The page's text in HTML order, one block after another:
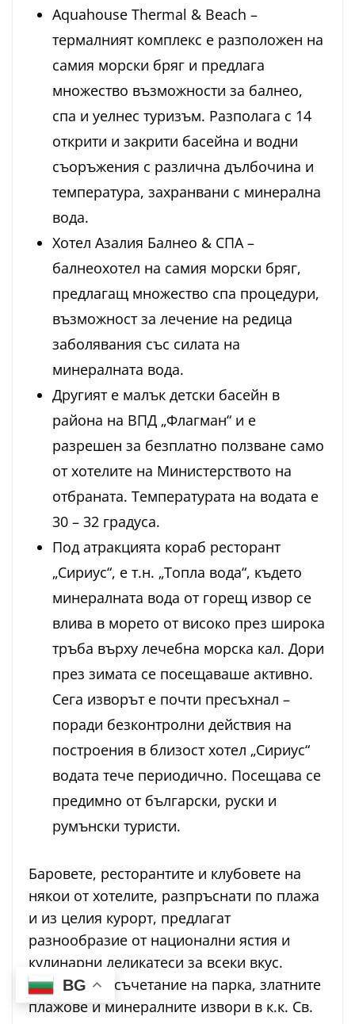
Aquahouse Thermal & Beach –
термалният комплекс е разположен на
самия морски бряг и предлага
множество възможности за балнео,
спа и уелнес туризъм. Разполага с 14
открити и закрити басейна и водни
съоръжения с различна дълбочина и
температура, захранвани с минерална
вода.
Хотел Азалия Балнео & СПА –
балнеохотел на самия морски бряг,
предлагащ множество спа процедури,
възможност за лечение на редица
заболявания със силата на
минералната вода.
Другият е малък детски басейн в
района на ВПД „Флагман“ и е
разрешен за безплатно ползване само
от хотелите на Министерството на
отбраната. Температурата на водата е
30 – 32 градуса.
Под атракцията кораб ресторант
„Сириус“, е т.н. „Топла вода“, където
минералната вода от горещ извор се
влива в морето от високо през широка
тръба върху лечебна морска кал. Дори
през зимата се посещаваше активно.
Сега изворът е почти пресъхнал –
поради безконтролни действия на
построения в близост хотел „Сириус“
водата тече периодично. Посещава се
предимно от български, руски и
румънски туристи.
Баровете, ресторантите и клубовете на
някои от хотелите, разпръснати по плажа
и из целия курорт, предлагат
разнообразие от национални ястия и
кулинарни деликатеси за всеки вкус.
Уникалното съчетание на парка, златните
плажове и минералните извори в к.к. Св.
BG